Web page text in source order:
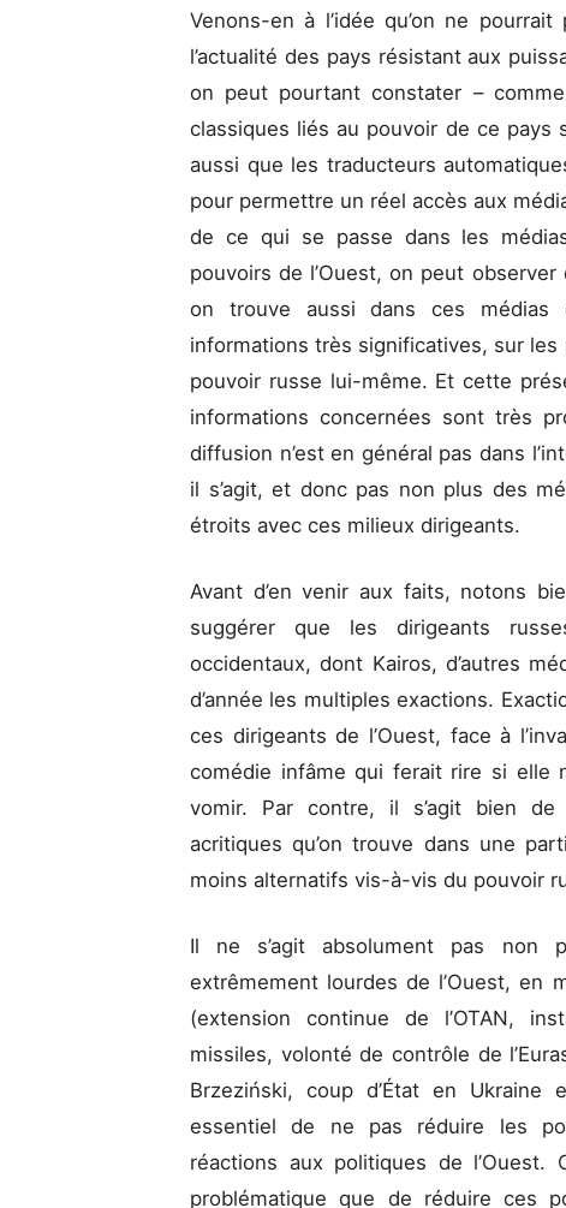
Venons-en à l’idée qu’on ne
l’actualité des pays résistant aux
on peut pourtant constater –
classiques liés au pouvoir de ce
aussi que les traducteurs
pour permettre un réel accès aux
de ce qui se passe dans les
pouvoirs de l’Ouest, on peut
on trouve aussi dans ces médias
informations très significatives, sur
pouvoir russe lui-même. Et cette
informations concernées sont très
diffusion n’est en général pas dans
il s’agit, et donc pas non plus des
étroits avec ces milieux dirigeants.
Avant d’en venir aux faits, notons
suggérer que les dirigeants
occidentaux, dont Kairos, d’autres
d’année les multiples exactions.
ces dirigeants de l’Ouest, face à
comédie infâme qui ferait rire si elle
vomir. Par contre, il s’agit bien
acritiques qu’on trouve dans une
moins alternatifs vis-à-vis du pouvoir
Il ne s’agit absolument pas non
extrêmement lourdes de l’Ouest, en
(extension continue de l’OTAN,
missiles, volonté de contrôle de
Brzeziński, coup d’État en
essentiel de ne pas réduire les
réactions aux politiques de
problématique que de réduire ces